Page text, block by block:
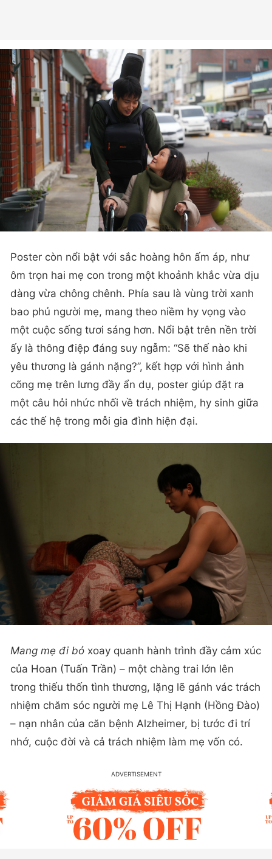
Poster còn nổi bật với sắc hoàng hôn ấm áp, như
ôm trọn hai mẹ con trong một khoảnh khắc vừa dịu
dàng vừa chông chênh. Phía sau là vùng trời xanh
bao phủ người mẹ, mang theo niềm hy vọng vào
một cuộc sống tươi sáng hơn. Nổi bật trên nền trời
ấy là thông điệp đáng suy ngẫm: “Sẽ thế nào khi
yêu thương là gánh nặng?”, kết hợp với hình ảnh
cõng mẹ trên lưng đầy ẩn dụ, poster giúp đặt ra
một câu hỏi nhức nhối về trách nhiệm, hy sinh giữa
các thế hệ trong mỗi gia đình hiện đại.
Mang mẹ đi bỏ xoay quanh hành trình đầy cảm xúc
của Hoan (Tuấn Trần) – một chàng trai lớn lên
trong thiếu thốn tình thương, lặng lẽ gánh vác trách
nhiệm chăm sóc người mẹ Lê Thị Hạnh (Hồng Đào)
– nạn nhân của căn bệnh Alzheimer, bị tước đi trí
nhớ, cuộc đời và cả trách nhiệm làm mẹ vốn có.